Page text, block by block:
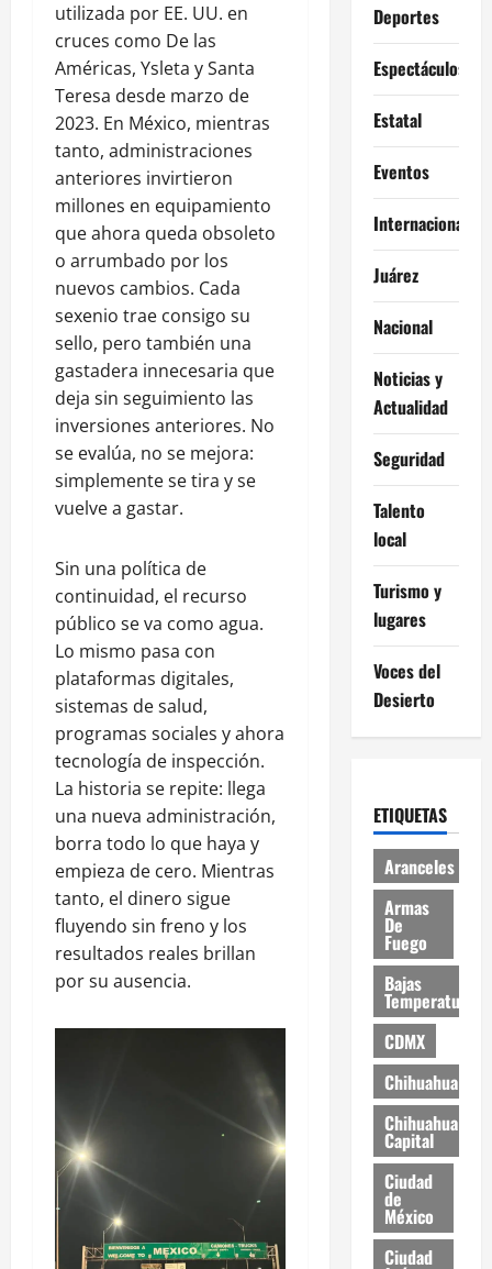
utilizada por EE. UU. en
cruces como De las
Américas, Ysleta y Santa
Teresa desde marzo de
2023. En México, mientras
tanto, administraciones
anteriores invirtieron
millones en equipamiento
que ahora queda obsoleto
o arrumbado por los
nuevos cambios. Cada
sexenio trae consigo su
sello, pero también una
gastadera innecesaria que
deja sin seguimiento las
inversiones anteriores. No
se evalúa, no se mejora:
simplemente se tira y se
vuelve a gastar.
Sin una política de
continuidad, el recurso
público se va como agua.
Lo mismo pasa con
plataformas digitales,
sistemas de salud,
programas sociales y ahora
tecnología de inspección.
La historia se repite: llega
una nueva administración,
borra todo lo que haya y
empieza de cero. Mientras
tanto, el dinero sigue
fluyendo sin freno y los
resultados reales brillan
por su ausencia.
Deportes
Espectáculos
Estatal
Eventos
Internacional
Juárez
Nacional
Noticias y
Actualidad
Seguridad
Talento
local
Turismo y
lugares
Voces del
Desierto
ETIQUETAS
Aranceles
Armas
De
Fuego
Bajas
Temperaturas
CDMX
Chihuahua
Chihuahua
Capital
Ciudad
de
México
Ciudad